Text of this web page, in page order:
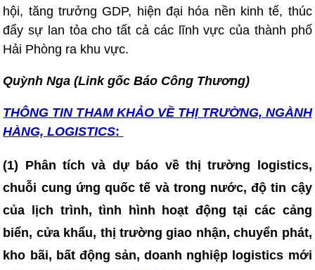
hội, tăng trưởng GDP, hiện đại hóa nền kinh tế, thúc
đẩy sự lan tỏa cho tất cả các lĩnh vực của thành phố
Hải Phòng ra khu vực.
Quỳnh Nga (Link gốc Báo Công Thương)
THÔNG TIN THAM KHẢO VỀ THỊ TRƯỜNG, NGÀNH
HÀNG, LOGISTICS:
(1) Phân tích và dự báo về thị trường logistics,
chuỗi cung ứng quốc tế và trong nước, độ tin cậy
của lịch trình, tình hình hoạt động tại các cảng
biển, cửa khẩu, thị trường giao nhận, chuyển phát,
kho bãi, bất động sản, doanh nghiệp logistics mới